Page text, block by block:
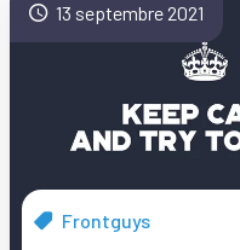
13 septembre 2021
TousFrontguys